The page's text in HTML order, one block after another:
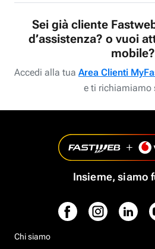
Sei già cliente
d’assistenza? o vuoi
mobile?
Accedi alla tua Area Clienti
e ti richiamiamo
Insieme, siamo
Chi siamo